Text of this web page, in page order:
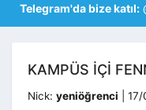
Telegram'da bize katıl:
KAMPÜS IÇI
Nick: yeniöğrenci 17/